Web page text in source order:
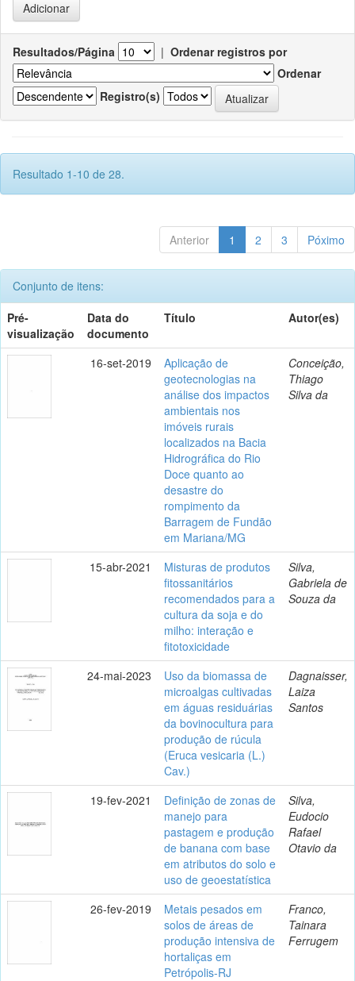
Resultados/Página | Ordenar registros por
Ordenar
Registro(s)
Resultado 1-10 de 28.
Anterior 1 2 3 Póximo
Conjunto de itens:
Pré-
visualização
Data do
documento
Título Autor(es)
16-set-2019
Aplicação de
geotecnologias na
análise dos impactos
ambientais nos
imóveis rurais
localizados na Bacia
Hidrográfica do Rio
Doce quanto ao
desastre do
rompimento da
Barragem de Fundão
em Mariana/MG
Conceição,
Thiago
Silva da
15-abr-2021
Misturas de produtos
fitossanitários
recomendados para a
cultura da soja e do
milho: interação e
fitotoxicidade
Silva,
Gabriela de
Souza da
24-mai-2023
Uso da biomassa de
microalgas cultivadas
em águas residuárias
da bovinocultura para
produção de rúcula
(Eruca vesicaria (L.)
Cav.)
Dagnaisser,
Laiza
Santos
19-fev-2021
Definição de zonas de
manejo para
pastagem e produção
de banana com base
em atributos do solo e
uso de geoestatística
Silva,
Eudocio
Rafael
Otavio da
26-fev-2019
Metais pesados em
solos de áreas de
produção intensiva de
hortaliças em
Petrópolis-RJ
Franco,
Tainara
Ferrugem